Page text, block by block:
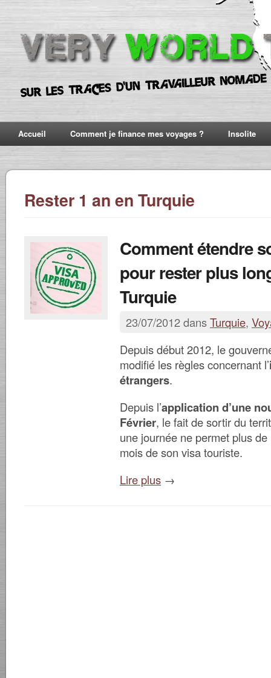
Accueil Comment je finance mes voyages ? Insolite
Rester 1 an en Turquie
Comment étendre
pour rester plus
Turquie
23/07/2012 dansTurquie,
Depuis début 2012, le
modifié les règles concernant l’
étrangers.
Depuis l’application d’une
Février, le fait de sortir du
une journée ne permet plus
mois de son visa touriste.
Lire plus →